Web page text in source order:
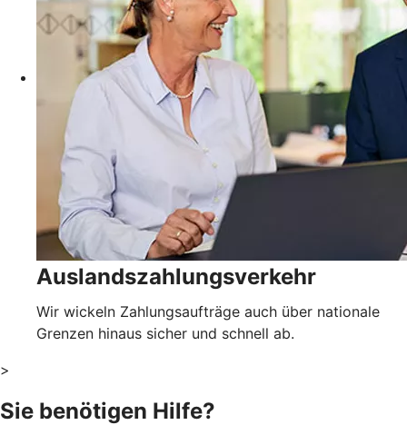
Auslandszahlungsverkehr
Wir wickeln Zahlungsaufträge auch über nationale
Grenzen hinaus sicher und schnell ab.
>
Sie benötigen Hilfe?